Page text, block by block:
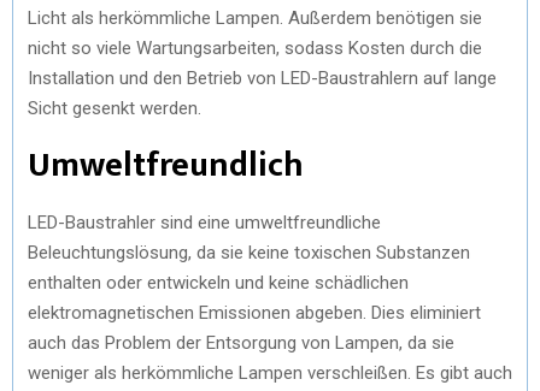
Licht als herkömmliche Lampen. Außerdem benötigen sie
nicht so viele Wartungsarbeiten, sodass Kosten durch die
Installation und den Betrieb von LED-Baustrahlern auf lange
Sicht gesenkt werden.
Umweltfreundlich
LED-Baustrahler sind eine umweltfreundliche
Beleuchtungslösung, da sie keine toxischen Substanzen
enthalten oder entwickeln und keine schädlichen
elektromagnetischen Emissionen abgeben. Dies eliminiert
auch das Problem der Entsorgung von Lampen, da sie
weniger als herkömmliche Lampen verschleißen. Es gibt auch